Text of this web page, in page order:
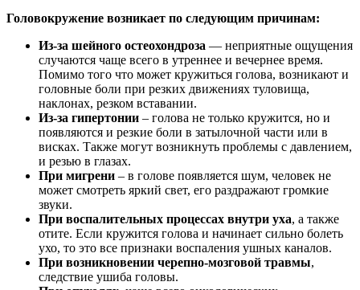
Головокружение возникает по следующим причинам:
Из-за шейного остеохондроза — неприятные ощущения
случаются чаще всего в утреннее и вечернее время.
Помимо того что может кружиться голова, возникают и
головные боли при резких движениях туловища,
наклонах, резком вставании.
Из-за гипертонии – голова не только кружится, но и
появляются и резкие боли в затылочной части или в
висках. Также могут возникнуть проблемы с давлением,
и резью в глазах.
При мигрени – в голове появляется шум, человек не
может смотреть яркий свет, его раздражают громкие
звуки.
При воспалительных процессах внутри уха, а также
отите. Если кружится голова и начинает сильно болеть
ухо, то это все признаки воспаления ушных каналов.
При возникновении черепно-мозговой травмы,
следствие ушиба головы.